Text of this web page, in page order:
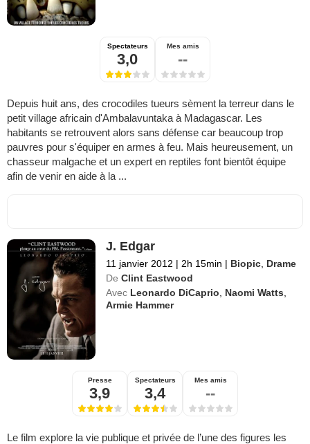
Spectateurs
3,0
Mes amis
--
Depuis huit ans, des crocodiles tueurs sèment la terreur dans le
petit village africain d'Ambalavuntaka à Madagascar. Les
habitants se retrouvent alors sans défense car beaucoup trop
pauvres pour s'équiper en armes à feu. Mais heureusement, un
chasseur malgache et un expert en reptiles font bientôt équipe
afin de venir en aide à la ...
J. Edgar
11 janvier 2012 | 2h 15min | Biopic Drame
De Clint Eastwood
Avec Leonardo DiCaprio Naomi Watts
Armie Hammer
Presse
3,9
Spectateurs
3,4
Mes amis
--
Le film explore la vie publique et privée de l’une des figures les